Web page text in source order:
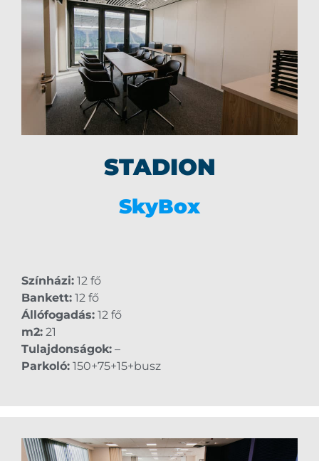
STADION
SkyBox
Színházi: 12 fő
Bankett: 12 fő
Állófogadás: 12 fő
m2: 21
Tulajdonságok: –
Parkoló: 150+75+15+busz